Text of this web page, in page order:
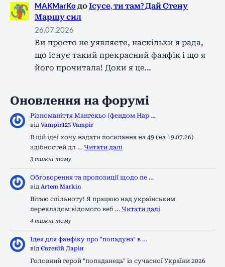
MAKMarKo доІсусе, ти там? Дай Стену
Маршу сил
26.07.2026
Ви просто не уявляєте, наскільки я рада,
що існує такий прекрасний фанфік і що я
його прочитала! Доки я це…
Оновлення на форумі
Різноманіття Мангекьо (фендом Нар …
від Vampir123 Vampir
В цій ідеї хочу надати посилання на 49 (на 19.07.26)
здібностей дл … Читати далі
3 тижні тому
Обговорення та пропозиції щодо пе …
від Artem Markin
Вітаю спільноту! Я працюю над українським
перекладом відомого веб … Читати далі
4 тижні тому
Ідея для фанфіку про "попадуна" в …
від Євгеній Ларін
Головний герой "попаданець" із сучасної України 2026